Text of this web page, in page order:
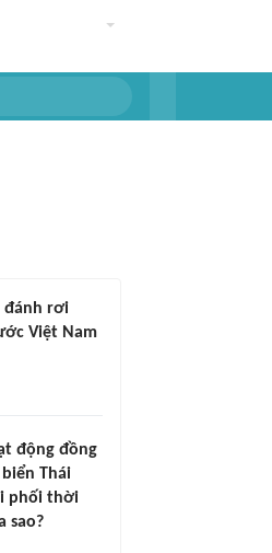
đánh rơi
Việt Nam
động đồng
Thái
phối thời
sao?